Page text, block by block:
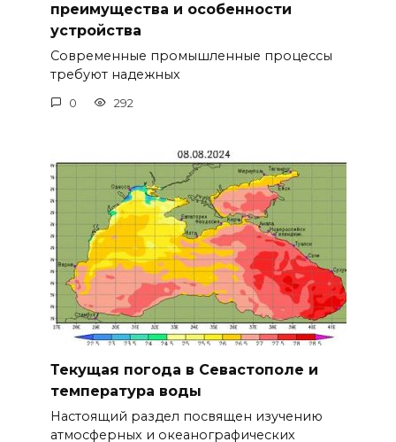
преимущества и особенности
устройства
Современные промышленные процессы
требуют надежных
0 292
Текущая погода в Севастополе и
температура воды
Настоящий раздел посвящен изучению
атмосферных и океанографических